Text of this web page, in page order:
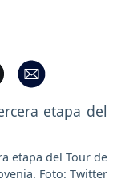
etapa del Tour de
Foto: Twitter